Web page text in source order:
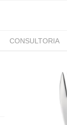
CONSULTORIA